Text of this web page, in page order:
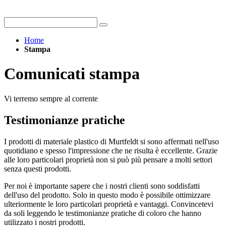
Home
Stampa
Comunicati stampa
Vi terremo sempre al corrente
Testimonianze pratiche
I prodotti di materiale plastico di Murtfeldt si sono affermati nell'uso
quotidiano e spesso l'impressione che ne risulta è eccellente. Grazie
alle loro particolari proprietà non si può più pensare a molti settori
senza questi prodotti.
Per noi è importante sapere che i nostri clienti sono soddisfatti
dell'uso del prodotto. Solo in questo modo è possibile ottimizzare
ulteriormente le loro particolari proprietà e vantaggi. Convincetevi
da soli leggendo le testimonianze pratiche di coloro che hanno
utilizzato i nostri prodotti.